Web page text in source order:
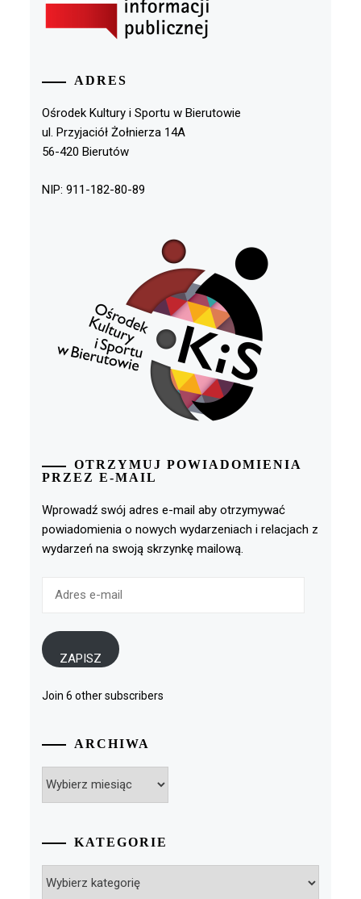
ADRES
Ośrodek Kultury i Sportu w Bierutowie
ul. Przyjaciół Żołnierza 14A
56-420 Bierutów
NIP: 911-182-80-89
OTRZYMUJ POWIADOMIENIA
PRZEZ E-MAIL
Wprowadź swój adres e-mail aby otrzymywać
powiadomienia o nowych wydarzeniach i relacjach z
wydarzeń na swoją skrzynkę mailową.
ZAPISZ
Join 6 other subscribers
ARCHIWA
KATEGORIE